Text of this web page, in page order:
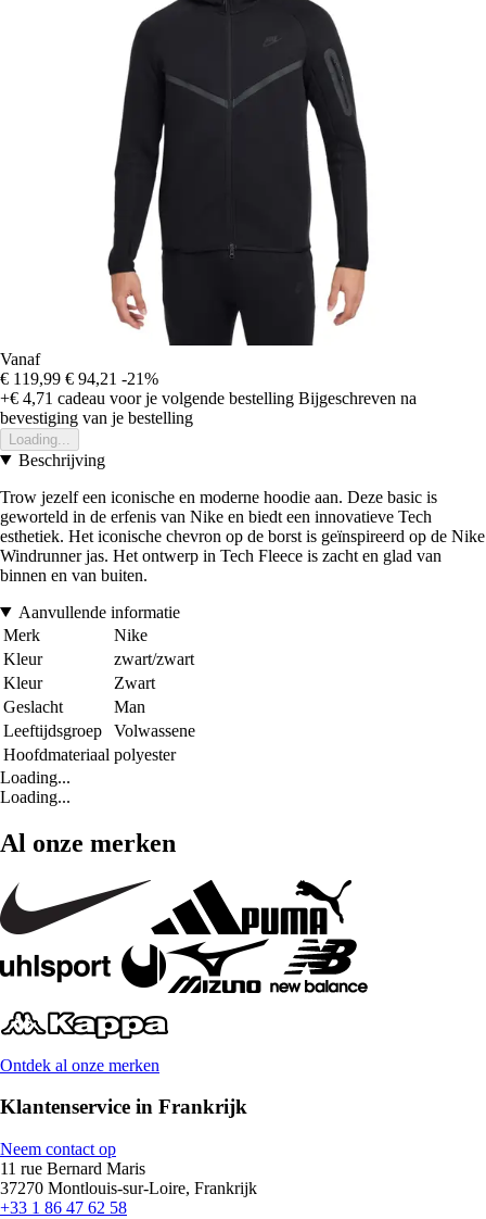
Vanaf
€ 119,99 € 94,21 -21%
+€ 4,71 cadeau voor je volgende bestelling Bijgeschreven na
bevestiging van je bestelling
Loading...
Beschrijving
Trow jezelf een iconische en moderne hoodie aan. Deze basic is
geworteld in de erfenis van Nike en biedt een innovatieve Tech
esthetiek. Het iconische chevron op de borst is geïnspireerd op de Nike
Windrunner jas. Het ontwerp in Tech Fleece is zacht en glad van
binnen en van buiten.
Aanvullende informatie
Merk
Nike
Kleur
zwart/zwart
Kleur
Zwart
Geslacht
Man
Leeftijdsgroep
Volwassene
Hoofdmateriaal polyester
Loading...
Loading...
Al onze merken
Ontdek al onze merken
Klantenservice in Frankrijk
Neem contact op
11 rue Bernard Maris
37270 Montlouis-sur-Loire, Frankrijk
+33 1 86 47 62 58